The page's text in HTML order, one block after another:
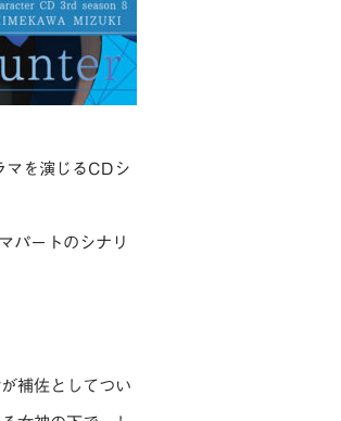
マを演じるCDシ
パートのシナリ
補佐としてつい